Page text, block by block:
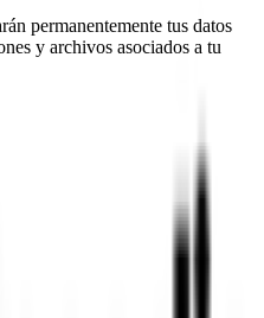
permanentemente tus datos
y archivos asociados a tu